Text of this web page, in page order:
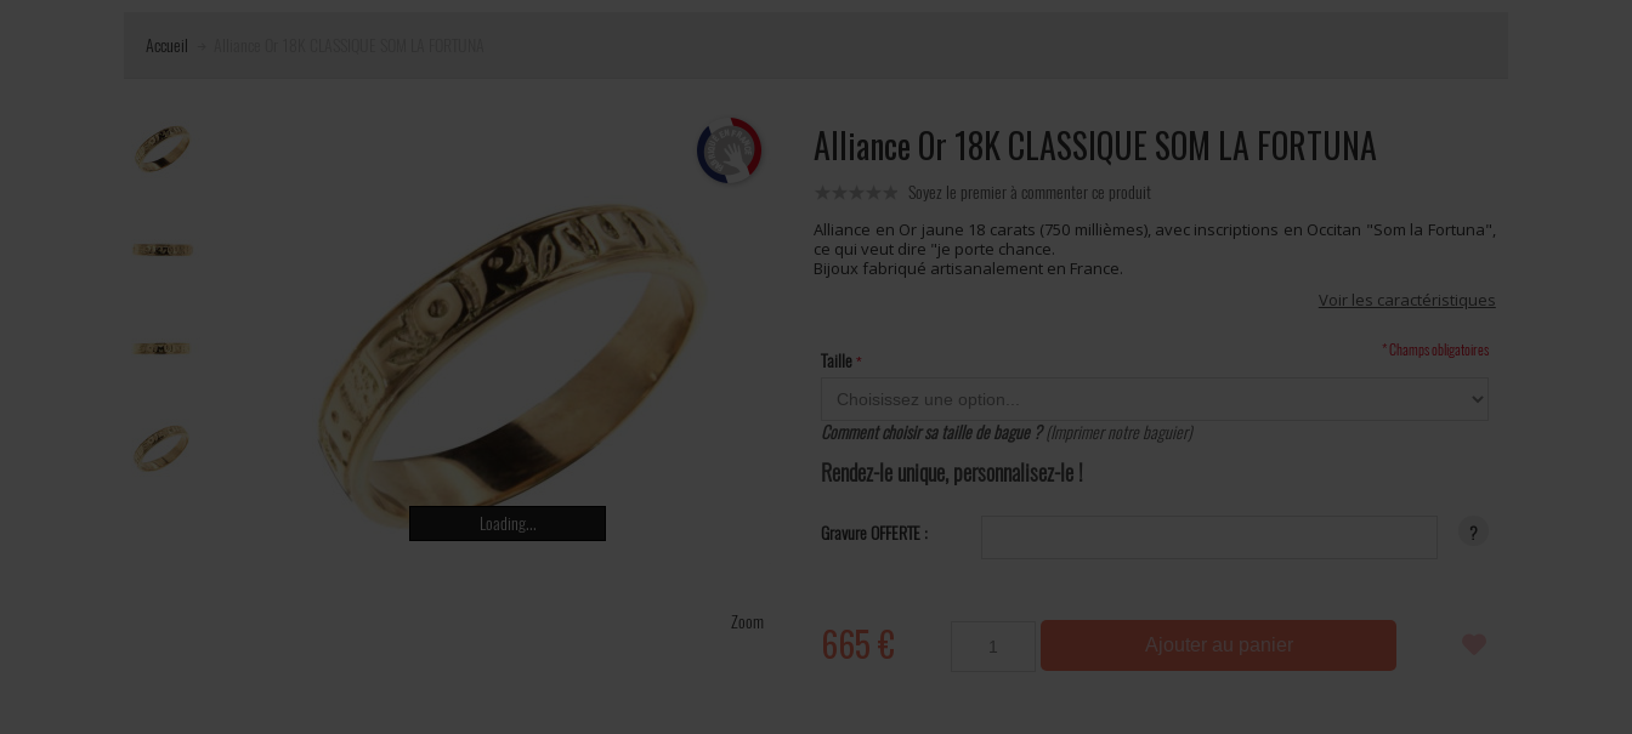
Accueil
Loading...
Zoom
Alliance Or 18K CLASSIQUE SOM LA FORTUNA
Soyez le premier à commenter ce produit
Alliance en Or jaune 18 carats (750 millièmes), avec inscriptions en Occitan "Som la Fortuna",
ce qui veut dire "je porte chance.
Bijoux fabriqué artisanalement en France.
Voir les caractéristiques
Taille
Comment choisir sa taille de bague ?(Imprimer notre baguier)
Rendez-le unique, personnalisez-le !
Gravure OFFERTE : ?
* Champs obligatoires
665 € Ajouter au panier